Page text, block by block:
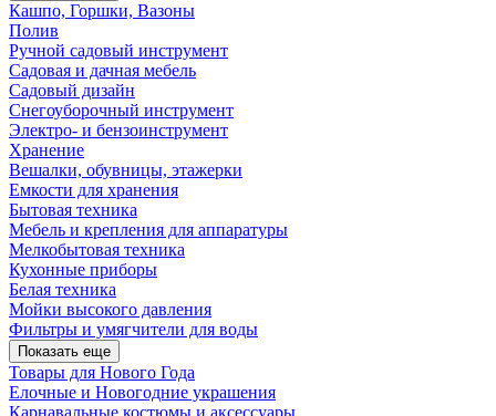
Кашпо, Горшки, Вазоны
Полив
Ручной садовый инструмент
Садовая и дачная мебель
Садовый дизайн
Снегоуборочный инструмент
Электро- и бензоинструмент
Хранение
Вешалки, обувницы, этажерки
Емкости для хранения
Бытовая техника
Мебель и крепления для аппаратуры
Мелкобытовая техника
Кухонные приборы
Белая техника
Мойки высокого давления
Фильтры и умягчители для воды
Показать еще
Товары для Нового Года
Елочные и Новогодние украшения
Карнавальные костюмы и аксессуары